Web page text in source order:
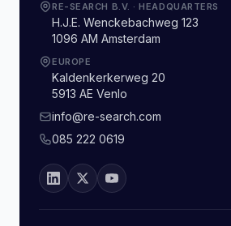
RE-SEARCH B.V. ·HEADQUARTERS
H.J.E. Wenckebachweg 123
1096 AM Amsterdam
EUROPE
Kaldenkerkerweg 20
5913 AE Venlo
info@re-search.com
085 222 0619